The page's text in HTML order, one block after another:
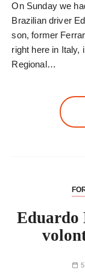
On Sunday we
Brazilian driver
son, former
right here in Italy,
Regional…
Eduardo